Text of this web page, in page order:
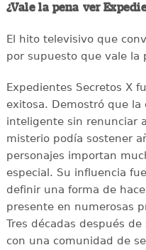
¿Vale la pena ver
El hito televisivo que
por supuesto que vale la
Expedientes Secretos X
exitosa. Demostró que la
inteligente sin renunciar
misterio podía sostener
personajes importan
especial. Su influencia
definir una forma de
presente en numerosas
Tres décadas después
con una comunidad de